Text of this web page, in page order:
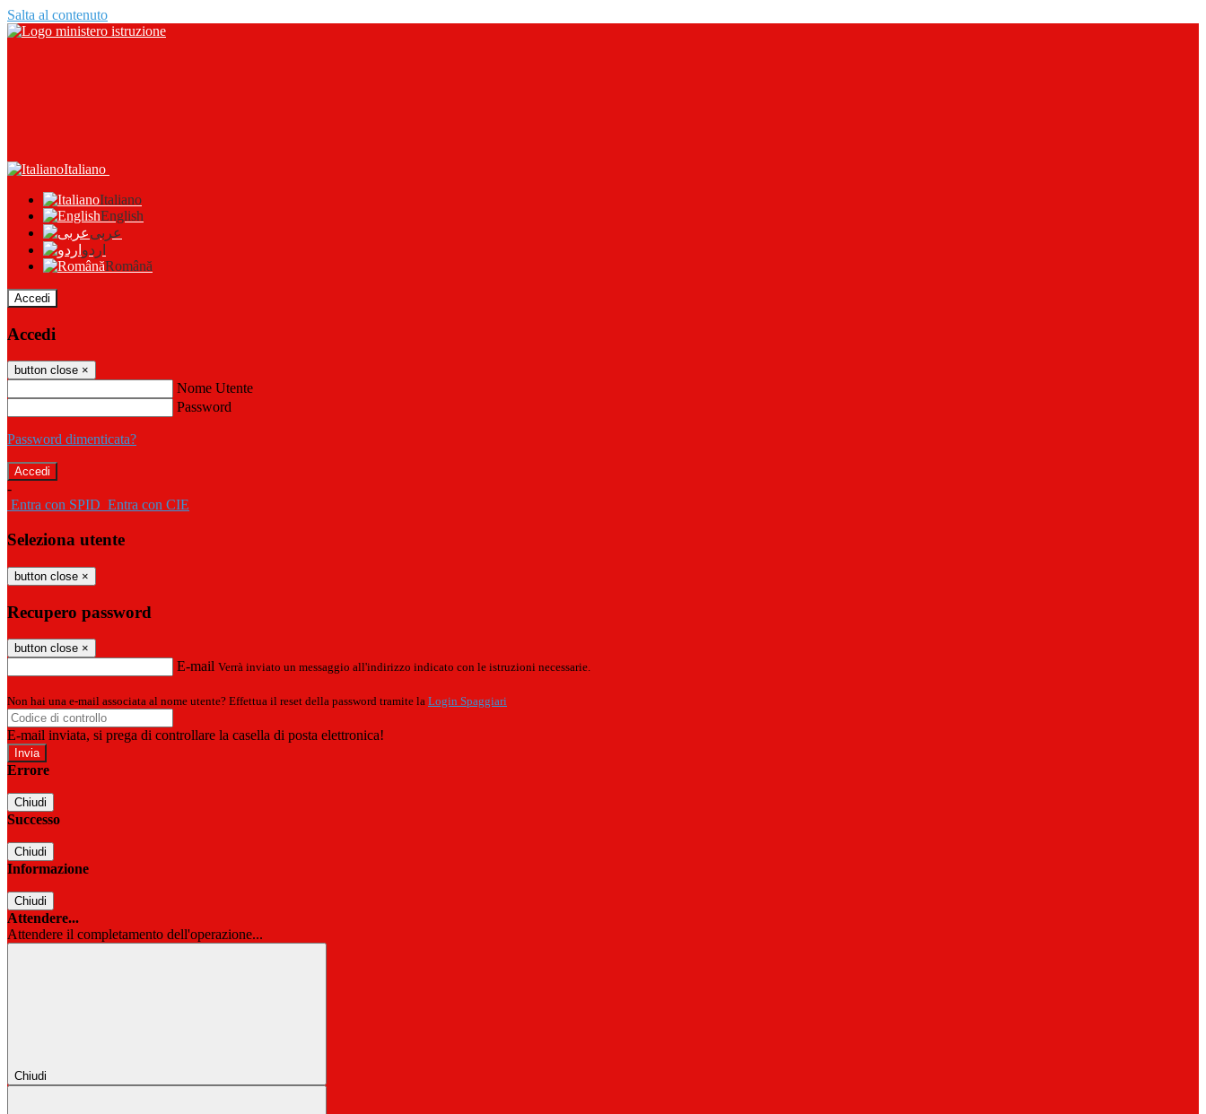
Salta al contenuto
Italiano
Italiano
English
عربى
اردو
Română
Accedi
Accedi
button close ×
Nome Utente
Password
Password dimenticata?
-
Entra con SPID Entra con CIE
Seleziona utente
button close ×
Recupero password
button close ×
E-mail Verrà inviato un messaggio all'indirizzo indicato con le istruzioni necessarie.
Non hai una e-mail associata al nome utente? Effettua il reset della password tramite la Login Spaggiari
E-mail inviata, si prega di controllare la casella di posta elettronica!
Errore
Chiudi
Successo
Chiudi
Informazione
Chiudi
Attendere...
Attendere il completamento dell'operazione...
Chiudi